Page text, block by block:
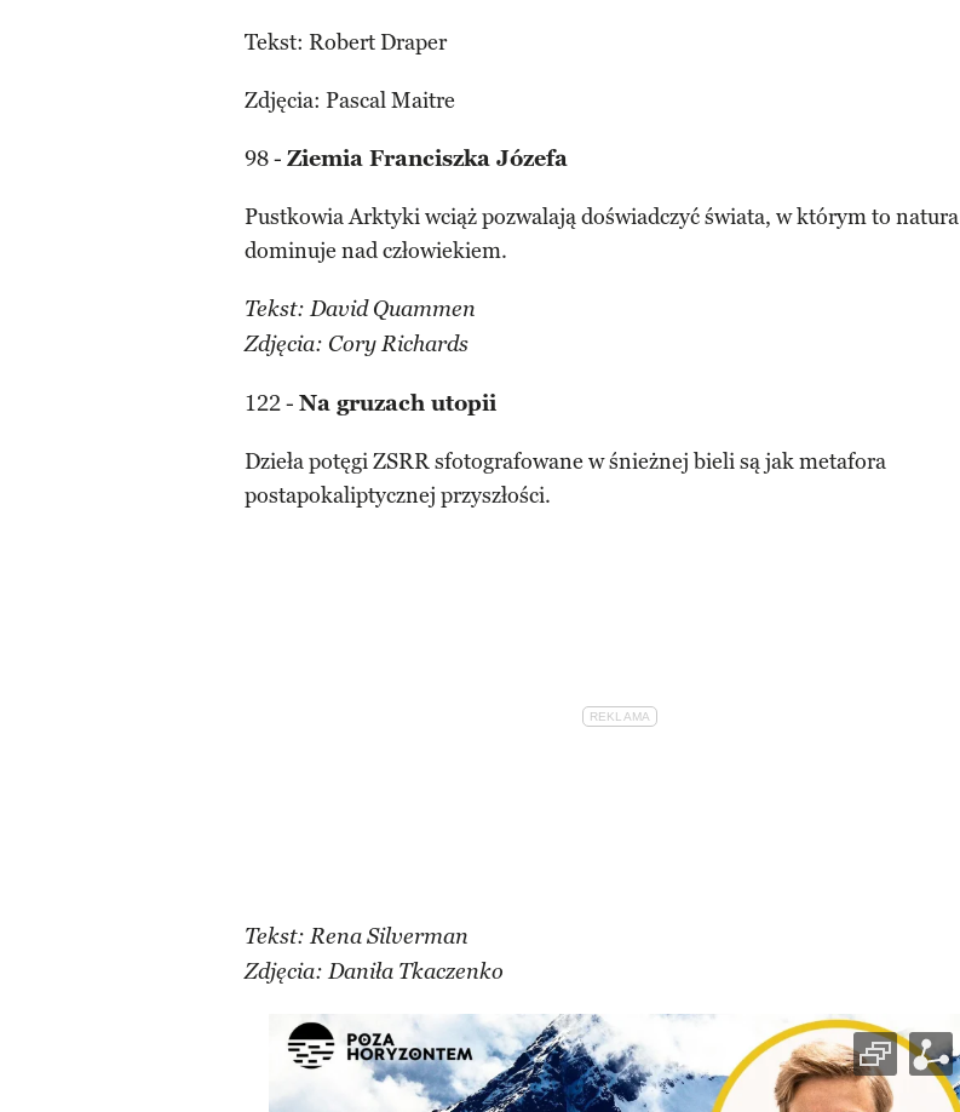
Tekst: Robert Draper
Zdjęcia: Pascal Maitre
98 - Ziemia Franciszka Józefa
Pustkowia Arktyki wciąż pozwalają doświadczyć świata, w którym to natura
dominuje nad człowiekiem.
Tekst: David Quammen
Zdjęcia: Cory Richards
122 - Na gruzach utopii
Dzieła potęgi ZSRR sfotografowane w śnieżnej bieli są jak metafora
postapokaliptycznej przyszłości.
Tekst: Rena Silverman
Zdjęcia: Daniła Tkaczenko